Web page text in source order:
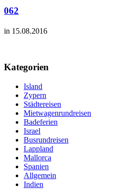
062
in 15.08.2016
Kategorien
Island
Zypern
Städtereisen
Mietwagenrundreisen
Badeferien
Israel
Busrundreisen
Lappland
Mallorca
Spanien
Allgemein
Indien